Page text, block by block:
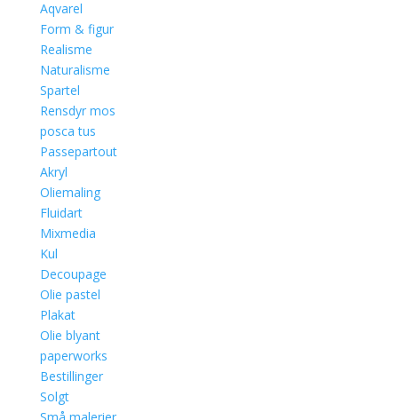
Aqvarel
Form & figur
Realisme
Naturalisme
Spartel
Rensdyr mos
posca tus
Passepartout
Akryl
Oliemaling
Fluidart
Mixmedia
Kul
Decoupage
Olie pastel
Plakat
Olie blyant
paperworks
Bestillinger
Solgt